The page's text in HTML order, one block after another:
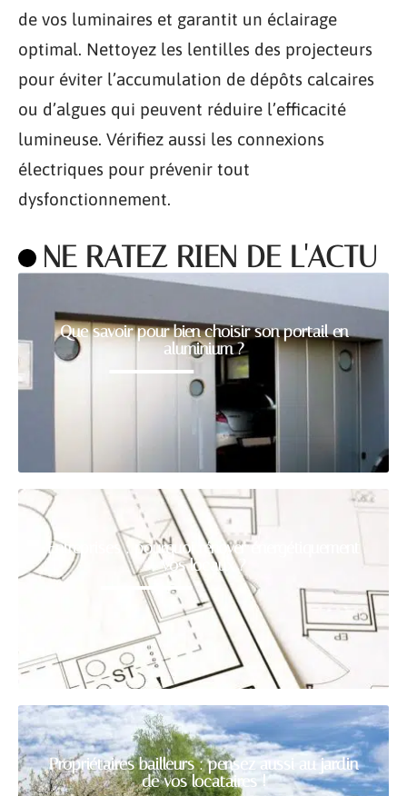
de vos luminaires et garantit un éclairage
optimal. Nettoyez les lentilles des projecteurs
pour éviter l’accumulation de dépôts calcaires
ou d’algues qui peuvent réduire l’efficacité
lumineuse. Vérifiez aussi les connexions
électriques pour prévenir tout
dysfonctionnement.
NE RATEZ RIEN DE L'ACTU
Que savoir pour bien choisir son portail en
aluminium ?
Entreprises : pourquoi rénover énergétiquement
vos locaux ?
Propriétaires bailleurs : pensez aussi au jardin
de vos locataires !